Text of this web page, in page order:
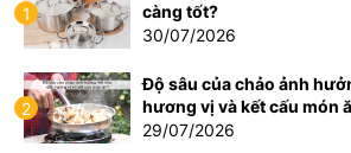
1
càng tốt?
30/07/2026
2
Độ sâu của chảo ảnh
hương vị và kết cấu món
29/07/2026